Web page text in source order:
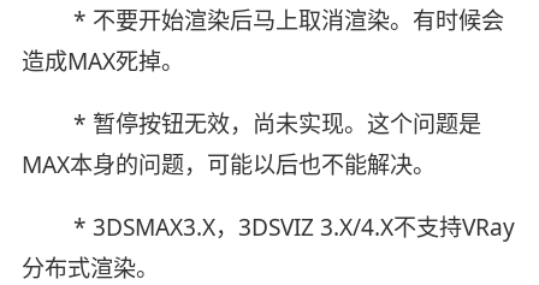
* 不要开始渲染后马上取消渲染。有时候会
造成MAX死掉。
* 暂停按钮无效，尚未实现。这个问题是
MAX本身的问题，可能以后也不能解决。
* 3DSMAX3.X，3DSVIZ 3.X/4.X不支持VRay
分布式渲染。